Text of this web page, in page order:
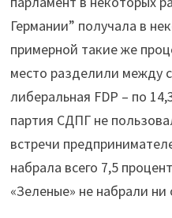
Германии” получала в
примерной такие же
место разделили между
либеральная FDP – по
партия СДПГ не
встречи
набрала всего 7,5
«Зеленые» не набрали ни